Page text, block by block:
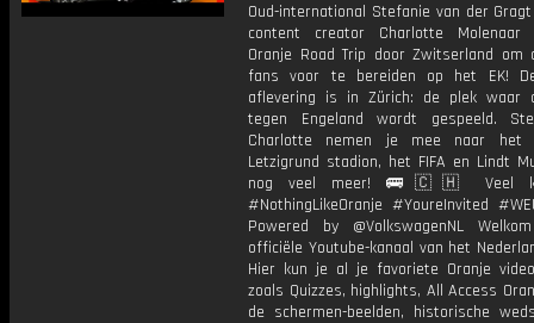
Oud-international Stefanie van der
content creator Charlotte Molenaar
Oranje Road Trip door Zwitserland om
fans voor te bereiden op het EK!
aflevering is in Zürich: de plek waar
tegen Engeland wordt gespeeld.
Charlotte nemen je mee naar het
Letzigrund stadion, het FIFA en Lindt
nog veel meer! 🚌🇨🇭 Veel
#NothingLikeOranje #YoureInvited
Powered by @VolkswagenNL
officiële Youtube-kanaal van het
Hier kun je al je favoriete Oranje
zoals Quizzes, highlights, All Access
de schermen-beelden, historische